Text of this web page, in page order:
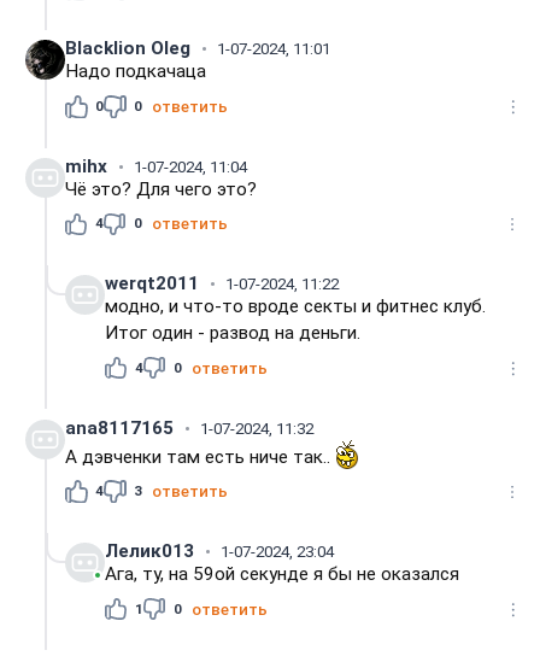
Blacklion Oleg 1-07-2024, 11:01
Надо подкачаца
0 0 ответить
mihx 1-07-2024, 11:04
Чё это? Для чего это?
4 0 ответить
werqt2011 1-07-2024, 11:22
модно, и что-то вроде секты и фитнес клуб.
Итог один - развод на деньги.
4 0 ответить
ana8117165 1-07-2024, 11:32
А дэвченки там есть ниче так..
4 3 ответить
Лелик013 1-07-2024, 23:04
Ага, ту, на 59ой секунде я бы не оказался
1 0 ответить